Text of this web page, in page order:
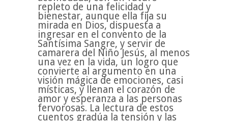
repleto de una felicidad y
bienestar, aunque ella fija su
mirada en Dios, dispuesta a
ingresar en el convento de la
Santísima Sangre, y servir de
camarera del Niño Jesús, al menos
una vez en la vida, un logro que
convierte al argumento en una
visión mágica de emociones, casi
místicas, y llenan el corazón de
amor y esperanza a las personas
fervorosas. La lectura de estos
cuentos gradúa la tensión y las